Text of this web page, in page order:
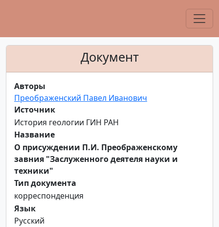
Документ
Авторы
Преображенский Павел Иванович
Источник
История геологии ГИН РАН
Название
О присуждении П.И. Преображенскому
завния "Заслуженного деятеля науки и
техники"
Тип документа
корреспонденция
Язык
Русский